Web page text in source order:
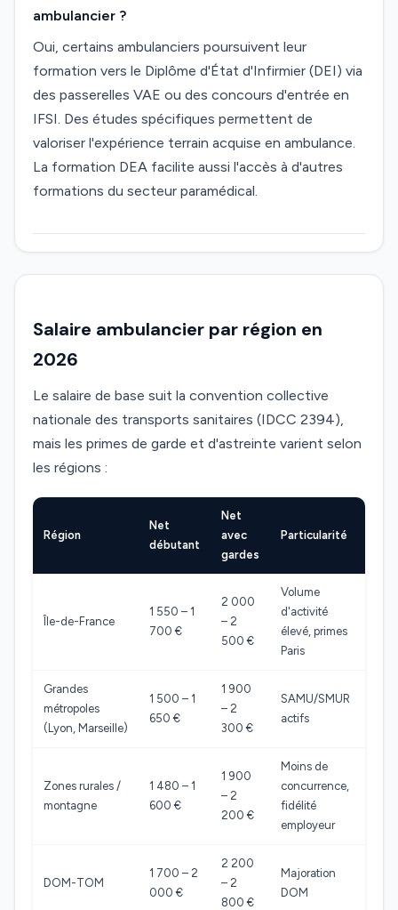
ambulancier ?
Oui, certains ambulanciers poursuivent leur
formation vers le Diplôme d'État d'Infirmier (DEI) via
des passerelles VAE ou des concours d'entrée en
IFSI. Des études spécifiques permettent de
valoriser l'expérience terrain acquise en ambulance.
La formation DEA facilite aussi l'accès à d'autres
formations du secteur paramédical.
Salaire ambulancier par région en
2026
Le salaire de base suit la convention collective
nationale des transports sanitaires (IDCC 2394),
mais les primes de garde et d'astreinte varient selon
les régions :
Région
Net
débutant
Net
avec
gardes
Particularité
Île-de-France
1 550 – 1
700 €
2 000
– 2
500 €
Volume
d'activité
élevé, primes
Paris
Grandes
métropoles
(Lyon, Marseille)
1 500 – 1
650 €
1 900
– 2
300 €
SAMU/SMUR
actifs
Zones rurales /
montagne
1 480 – 1
600 €
1 900
– 2
200 €
Moins de
concurrence,
fidélité
employeur
DOM-TOM
1 700 – 2
000 €
2 200
– 2
800 €
Majoration
DOM